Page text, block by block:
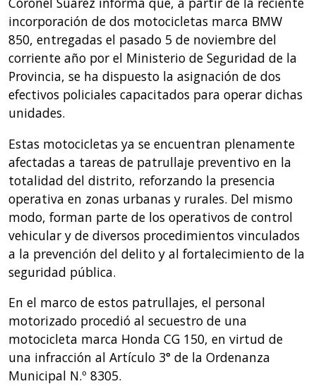
incorporación de dos motocicletas marca BMW
850, entregadas el pasado 5 de noviembre del
corriente año por el Ministerio de Seguridad de la
Provincia, se ha dispuesto la asignación de dos
efectivos policiales capacitados para operar dichas
unidades.
Estas motocicletas ya se encuentran plenamente
afectadas a tareas de patrullaje preventivo en la
totalidad del distrito, reforzando la presencia
operativa en zonas urbanas y rurales. Del mismo
modo, forman parte de los operativos de control
vehicular y de diversos procedimientos vinculados
a la prevención del delito y al fortalecimiento de la
seguridad pública.
En el marco de estos patrullajes, el personal
motorizado procedió al secuestro de una
motocicleta marca Honda CG 150, en virtud de
una infracción al Artículo 3° de la Ordenanza
Municipal N.º 8305.